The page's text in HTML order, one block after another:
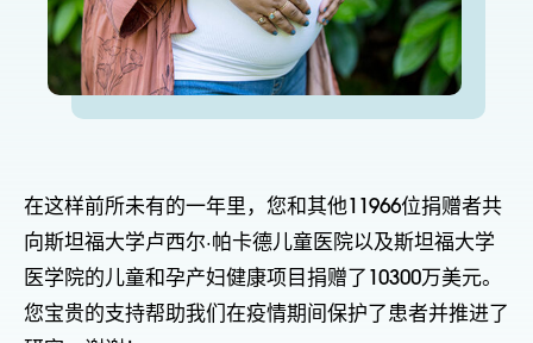
在这样前所未有的一年里，您和其他11966位捐赠者共
向斯坦福大学卢西尔·帕卡德儿童医院以及斯坦福大学
医学院的儿童和孕产妇健康项目捐赠了10300万美元。
您宝贵的支持帮助我们在疫情期间保护了患者并推进了